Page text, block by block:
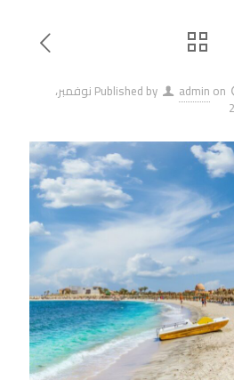
Published by admin on 6 نوفمبر،